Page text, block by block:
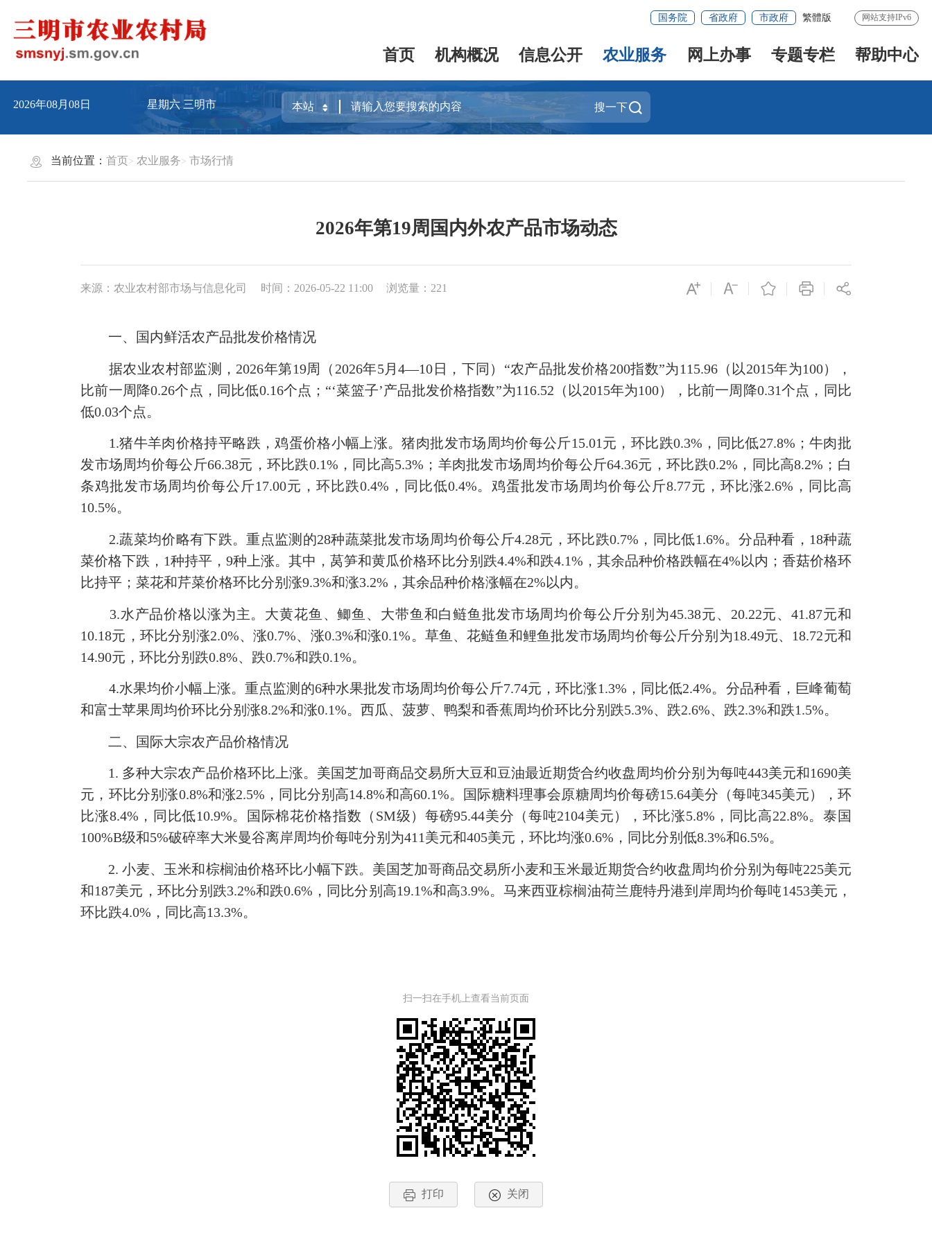
国务院 省政府 市政府 繁體版 网站支持IPv6
首页 机构概况 信息公开 农业服务 网上办事 专题专栏 帮助中心
2026年08月08日 星期六三明市 搜一下
当前位置：首页 农业服务 市场行情
2026年第19周国内外农产品市场动态
来源：农业农村部市场与信息化司 时间：2026-05-22 11:00 浏览量：221
一、国内鲜活农产品批发价格情况
据农业农村部监测，2026年第19周（2026年5月4—10日，下同）“农产品批发价格200指数”为115.96（以2015年为100），
比前一周降0.26个点，同比低0.16个点；“‘菜篮子’产品批发价格指数”为116.52（以2015年为100），比前一周降0.31个点，同比
低0.03个点。
1.猪牛羊肉价格持平略跌，鸡蛋价格小幅上涨。猪肉批发市场周均价每公斤15.01元，环比跌0.3%，同比低27.8%；牛肉批
发市场周均价每公斤66.38元，环比跌0.1%，同比高5.3%；羊肉批发市场周均价每公斤64.36元，环比跌0.2%，同比高8.2%；白
条鸡批发市场周均价每公斤17.00元，环比跌0.4%，同比低0.4%。鸡蛋批发市场周均价每公斤8.77元，环比涨2.6%，同比高
10.5%。
2.蔬菜均价略有下跌。重点监测的28种蔬菜批发市场周均价每公斤4.28元，环比跌0.7%，同比低1.6%。分品种看，18种蔬
菜价格下跌，1种持平，9种上涨。其中，莴笋和黄瓜价格环比分别跌4.4%和跌4.1%，其余品种价格跌幅在4%以内；香菇价格环
比持平；菜花和芹菜价格环比分别涨9.3%和涨3.2%，其余品种价格涨幅在2%以内。
3.水产品价格以涨为主。大黄花鱼、鲫鱼、大带鱼和白鲢鱼批发市场周均价每公斤分别为45.38元、20.22元、41.87元和
10.18元，环比分别涨2.0%、涨0.7%、涨0.3%和涨0.1%。草鱼、花鲢鱼和鲤鱼批发市场周均价每公斤分别为18.49元、18.72元和
14.90元，环比分别跌0.8%、跌0.7%和跌0.1%。
4.水果均价小幅上涨。重点监测的6种水果批发市场周均价每公斤7.74元，环比涨1.3%，同比低2.4%。分品种看，巨峰葡萄
和富士苹果周均价环比分别涨8.2%和涨0.1%。西瓜、菠萝、鸭梨和香蕉周均价环比分别跌5.3%、跌2.6%、跌2.3%和跌1.5%。
二、国际大宗农产品价格情况
1. 多种大宗农产品价格环比上涨。美国芝加哥商品交易所大豆和豆油最近期货合约收盘周均价分别为每吨443美元和1690美
元，环比分别涨0.8%和涨2.5%，同比分别高14.8%和高60.1%。国际糖料理事会原糖周均价每磅15.64美分（每吨345美元），环
比涨8.4%，同比低10.9%。国际棉花价格指数（SM级）每磅95.44美分（每吨2104美元），环比涨5.8%，同比高22.8%。泰国
100%B级和5%破碎率大米曼谷离岸周均价每吨分别为411美元和405美元，环比均涨0.6%，同比分别低8.3%和6.5%。
2. 小麦、玉米和棕榈油价格环比小幅下跌。美国芝加哥商品交易所小麦和玉米最近期货合约收盘周均价分别为每吨225美元
和187美元，环比分别跌3.2%和跌0.6%，同比分别高19.1%和高3.9%。马来西亚棕榈油荷兰鹿特丹港到岸周均价每吨1453美元，
环比跌4.0%，同比高13.3%。
扫一扫在手机上查看当前页面
打印 关闭